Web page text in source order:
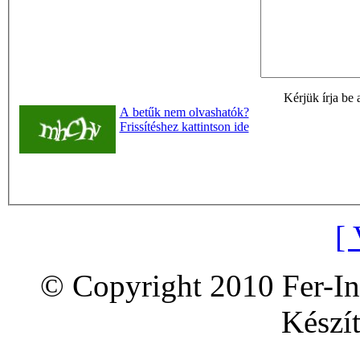
Kérjük írja be
A betűk nem olvashatók?
Frissítéshez kattintson ide
[
© Copyright 2010 Fer-